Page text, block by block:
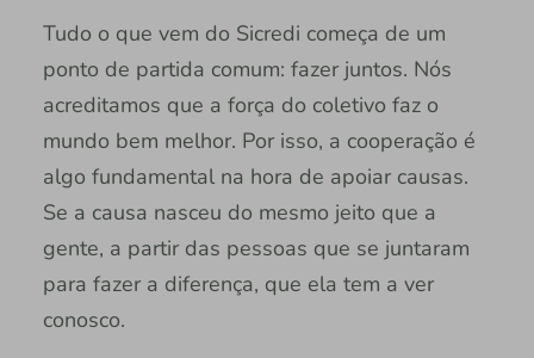
Tudo o que vem do Sicredi começa de um
ponto de partida comum: fazer juntos. Nós
acreditamos que a força do coletivo faz o
mundo bem melhor. Por isso, a cooperação é
algo fundamental na hora de apoiar causas.
Se a causa nasceu do mesmo jeito que a
gente, a partir das pessoas que se juntaram
para fazer a diferença, que ela tem a ver
conosco.